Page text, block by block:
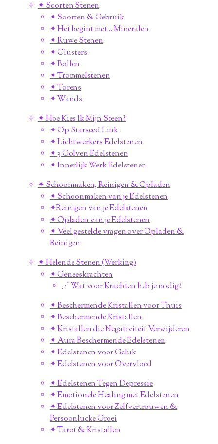
✦ Soorten Stenen
✦ Soorten & Gebruik
✦ Het begint met .. Mineralen
✦ Ruwe Stenen
✦ Clusters
✦ Bollen
✦ Trommelstenen
✦ Torens
✦ Wands
✦ Hoe Kies Ik Mijn Steen?
✦ Op Starseed Link
✦ Lichtwerkers Edelstenen
✦ 3 Golven Edelstenen
✦ Innerlijk Werk Edelstenen
✦ Schoonmaken, Reinigen & Opladen
✦ Schoonmaken van je Edelstenen
✦Reinigen van je Edelstenen
✦ Opladen van je Edelstenen
✦ Veel gestelde vragen over Opladen &
Reinigen
✦ Helende Stenen (Werking)
✦ Geneeskrachten
⋰ Wat voor Krachten heb je nodig?
✦ Beschermende Kristallen voor Thuis
✦ Beschermende Kristallen
✦ Kristallen die Negativiteit Verwijderen
✦ Aura Beschermende Edelstenen
✦ Edelstenen voor Geluk
✦ Edelstenen voor Overvloed
✦ Edelstenen Tegen Depressie
✦ Emotionele Healing met Edelstenen
✦ Edelstenen voor Zelfvertrouwen &
Persoonlucke Groei
✦ Tarot & Kristallen